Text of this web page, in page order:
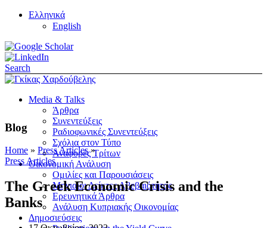
Ελληνικά
English
Search
Media & Talks
Άρθρα
Συνεντεύξεις
Ραδιοφωνικές Συνεντεύξεις
Σχόλια στον Τύπο
Αναφορές Τρίτων
Οικονομική Ανάλυση
Ομιλίες και Παρουσιάσεις
Μηνιαίοι Δείκτες Αβεβαιότητας
Ερευνητικά Άρθρα
Ανάλυση Κυπριακής Οικονομίας
Δημοσιεύσεις
Blog
Home » Press Articles»
Press Articles
The Greek Economic Crisis and the
Banks